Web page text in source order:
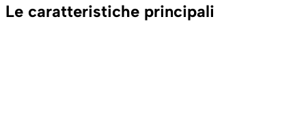
Le caratteristiche principali